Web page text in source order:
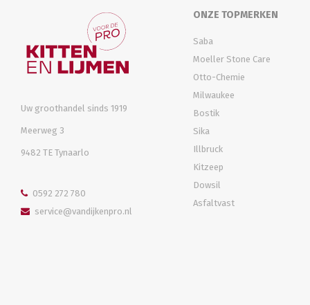
Uw groothandel sinds 1919
Meerweg 3
9482 TE Tynaarlo
0592 272 780
service@vandijkenpro.nl
ONZE TOPMERKEN
Saba
Moeller Stone Care
Otto-Chemie
Milwaukee
Bostik
Sika
Illbruck
Kitzeep
Dowsil
Asfaltvast